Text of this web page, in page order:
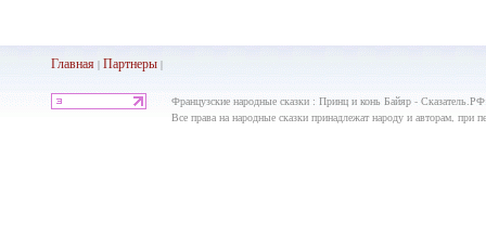
Главная| Партнеры|
Французские народные сказки : Принц и конь Байяр -
Все права на народные сказки принадлежат народу и авторам, при